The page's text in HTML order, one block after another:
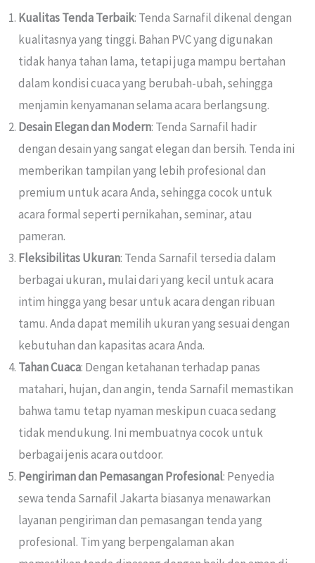
Kualitas Tenda Terbaik: Tenda Sarnafil dikenal dengan
kualitasnya yang tinggi. Bahan PVC yang digunakan
tidak hanya tahan lama, tetapi juga mampu bertahan
dalam kondisi cuaca yang berubah-ubah, sehingga
menjamin kenyamanan selama acara berlangsung.
Desain Elegan dan Modern: Tenda Sarnafil hadir
dengan desain yang sangat elegan dan bersih. Tenda ini
memberikan tampilan yang lebih profesional dan
premium untuk acara Anda, sehingga cocok untuk
acara formal seperti pernikahan, seminar, atau
pameran.
Fleksibilitas Ukuran: Tenda Sarnafil tersedia dalam
berbagai ukuran, mulai dari yang kecil untuk acara
intim hingga yang besar untuk acara dengan ribuan
tamu. Anda dapat memilih ukuran yang sesuai dengan
kebutuhan dan kapasitas acara Anda.
Tahan Cuaca: Dengan ketahanan terhadap panas
matahari, hujan, dan angin, tenda Sarnafil memastikan
bahwa tamu tetap nyaman meskipun cuaca sedang
tidak mendukung. Ini membuatnya cocok untuk
berbagai jenis acara outdoor.
Pengiriman dan Pemasangan Profesional: Penyedia
sewa tenda Sarnafil Jakarta biasanya menawarkan
layanan pengiriman dan pemasangan tenda yang
profesional. Tim yang berpengalaman akan